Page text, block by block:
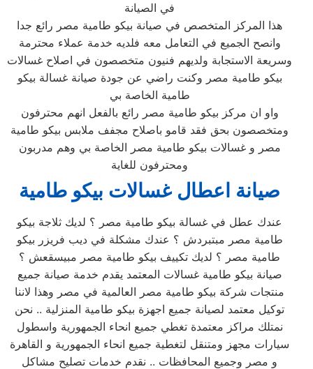
في الصيانة
هذا المركز المتخصص في صيانة بيكو طامية مصر رائع جدا
وانصح الجميع في التعامل معه فلديه خدمة عملاء محترمة
وسريعة الاستجابة ولديهم فنيون متخصصون في اصلاح غسالات
بيكو طامية مصر وكنت راضي عن جودة صيانة غسالة بيكو
طامية الخاصة بي
واو ان مركز بيكو طامية مصر رائع بالفعل انهم محترفون
ومتخصصون بحق فقد قامو باصلاح مجفف ملابس بيكو طامية
مصر و غسالات بيكو طامية مصر الخاصة بي وهم مدربون
ومحترفون للغاية
صيانة اعطال غسالات بيكو طامية
عندك عطل في غسالة بيكو طامية مصر ؟ لديك ثلاجة بيكو
طامية مصر مبتبردش ؟ عندك مشكلة في ديب فريزر بيكو
طامية مصر ؟ لديك تكييف بيكو طامية مصر مبيسقعش ؟
صيانة بيكو طامية غسالات المعتمد يقدم خدمة صيانة جميع
منتجات شركة بيكو طامية مصر العالمية في مصر وهذا لاننا
توكيل معتمد لصيانة جميع اجهزة بيكو طامية المنزلية .. نحن
نمتلك مراكز معتمدة تغطي جميع انحاء الجمهورية واسطول
سيارات مجهز ومتنقل لتغطية جميع انحاء الجمهورية و القاهرة
و مصر وجميع المحافظات .. نقدم خدمات تصليح مشاكل